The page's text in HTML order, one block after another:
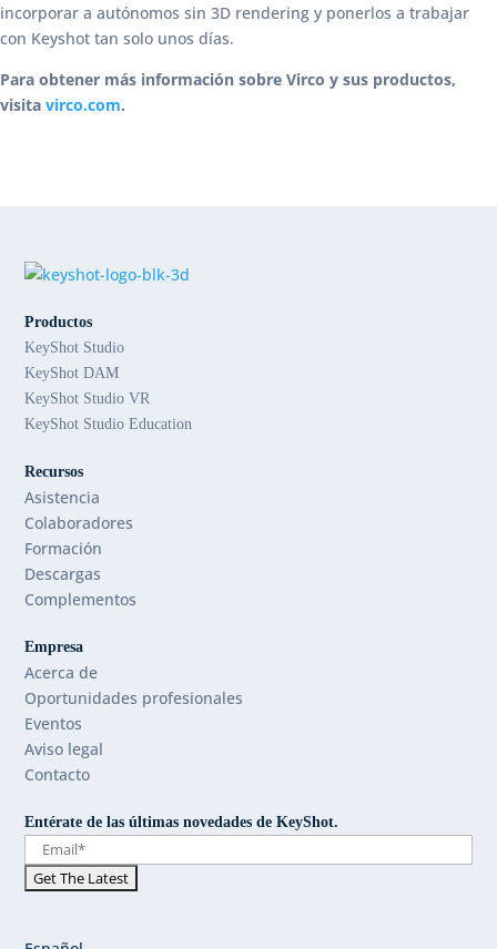
incorporar a autónomos sin 3D rendering y ponerlos a trabajar
con Keyshot tan solo unos días.
Para obtener más información sobre Virco y sus productos,
visita virco.com.
Productos
KeyShot Studio
KeyShot DAM
KeyShot Studio VR
KeyShot Studio Education
Recursos
Asistencia
Colaboradores
Formación
Descargas
Complementos
Empresa
Acerca de
Oportunidades profesionales
Eventos
Aviso legal
Contacto
Entérate de las últimas novedades de KeyShot.